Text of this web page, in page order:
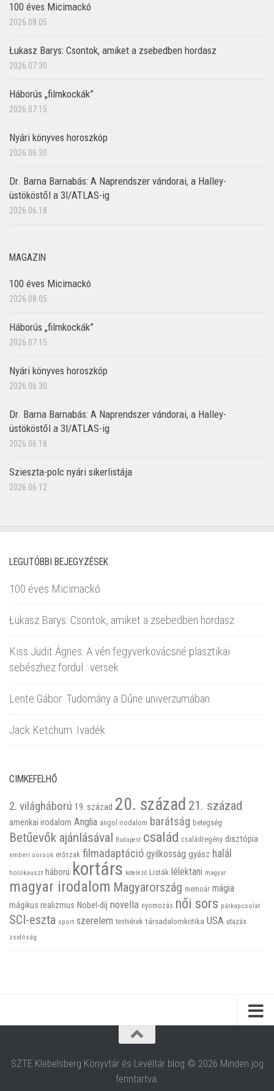
100 éves Micimackó
2026.08.05.
Łukasz Barys: Csontok, amiket a zsebedben hordasz
2026.07.30.
Háborús „filmkockák”
2026.07.15.
Nyári könyves horoszkóp
2026.06.30.
Dr. Barna Barnabás: A Naprendszer vándorai, a Halley-
üstököstől a 3I/ATLAS-ig
2026.06.18.
MAGAZIN
100 éves Micimackó
2026.08.05.
Háborús „filmkockák”
2026.07.15.
Nyári könyves horoszkóp
2026.06.30.
Dr. Barna Barnabás: A Naprendszer vándorai, a Halley-
üstököstől a 3I/ATLAS-ig
2026.06.18.
Szieszta-polc nyári sikerlistája
2026.06.12.
LEGUTÓBBI BEJEGYZÉSEK
100 éves Micimackó
Łukasz Barys: Csontok, amiket a zsebedben hordasz
Kiss Judit Ágnes: A vén fegyverkovácsné plasztikai
sebészhez fordul : versek
Lente Gábor: Tudomány a Dűne univerzumában
Jack Ketchum: Ivadék
CIMKEFELHŐ
2. világháború 19. század 20. század 21. század
amerikai irodalom Anglia angol irodalom barátság betegség
Betűevők ajánlásával Budapest család családregény disztópia
emberi sorsok erőszak filmadaptáció gyilkosság gyász halál
holokauszt háború kortárs kötelező Listák lélektani magyar
magyar irodalom Magyarország memoár mágia
mágikus realizmus Nobel-díj novella nyomozás női sors párkapcsolat
SCI-eszta sport szerelem testvérek társadalomkritika USA utazás
zsidóság
SZTE Klebelsberg Könyvtár és Levéltár blog © 2026 Minden jog
fenntartva.